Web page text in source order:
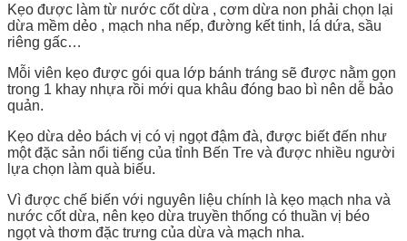
Kẹo được làm từ nước cốt dừa , cơm dừa non phải chọn lại
dừa mềm dẻo , mạch nha nếp, đường kết tinh, lá dứa, sầu
riêng gấc…
Mỗi viên kẹo được gói qua lớp bánh tráng sẽ được nằm gọn
trong 1 khay nhựa rồi mới qua khâu đóng bao bì nên dễ bảo
quản.
Kẹo dừa dẻo bách vị có vị ngọt đậm đà, được biết đến như
một đặc sản nổi tiếng của tỉnh Bến Tre và được nhiều người
lựa chọn làm quà biếu.
Vì được chế biến với nguyên liệu chính là kẹo mạch nha và
nước cốt dừa, nên kẹo dừa truyền thống có thuần vị béo
ngọt và thơm đặc trưng của dừa và mạch nha.